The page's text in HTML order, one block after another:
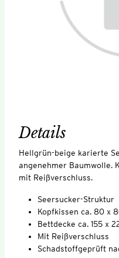
Details
Hellgrün-beige karierte
angenehmer Baumwolle.
mit Reißverschluss.
Seersucker-Struktur
Kopfkissen ca. 80 x
Bettdecke ca. 155 x
Mit Reißverschluss
Schadstoffgeprüft